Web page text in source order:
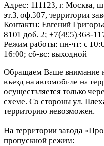
Адрес: 111123, г. Москва,
эт.3, оф.307, территория
Контакты: Евгений
8101 доб. 2; +7(495)368-
Режим работы: пн-чт: с
16:00; сб-вс: выходной
Обращаем Ваше внимание
въезд на автомобиле на
осуществляется только
схеме. Со стороны ул.
территорию невозможен.
На территории завода
пропускной режим: